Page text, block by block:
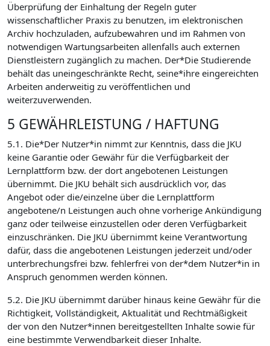
Überprüfung der Einhaltung der Regeln guter
wissenschaftlicher Praxis zu benutzen, im elektronischen
Archiv hochzuladen, aufzubewahren und im Rahmen von
notwendigen Wartungsarbeiten allenfalls auch externen
Dienstleistern zugänglich zu machen. Der*Die Studierende
behält das uneingeschränkte Recht, seine*ihre eingereichten
Arbeiten anderweitig zu veröffentlichen und
weiterzuverwenden.
5 GEWÄHRLEISTUNG / HAFTUNG
5.1. Die*Der Nutzer*in nimmt zur Kenntnis, dass die JKU
keine Garantie oder Gewähr für die Verfügbarkeit der
Lernplattform bzw. der dort angebotenen Leistungen
übernimmt. Die JKU behält sich ausdrücklich vor, das
Angebot oder die/einzelne über die Lernplattform
angebotene/n Leistungen auch ohne vorherige Ankündigung
ganz oder teilweise einzustellen oder deren Verfügbarkeit
einzuschränken. Die JKU übernimmt keine Verantwortung
dafür, dass die angebotenen Leistungen jederzeit und/oder
unterbrechungsfrei bzw. fehlerfrei von der*dem Nutzer*in in
Anspruch genommen werden können.
5.2. Die JKU übernimmt darüber hinaus keine Gewähr für die
Richtigkeit, Vollständigkeit, Aktualität und Rechtmäßigkeit
der von den Nutzer*innen bereitgestellten Inhalte sowie für
eine bestimmte Verwendbarkeit dieser Inhalte.